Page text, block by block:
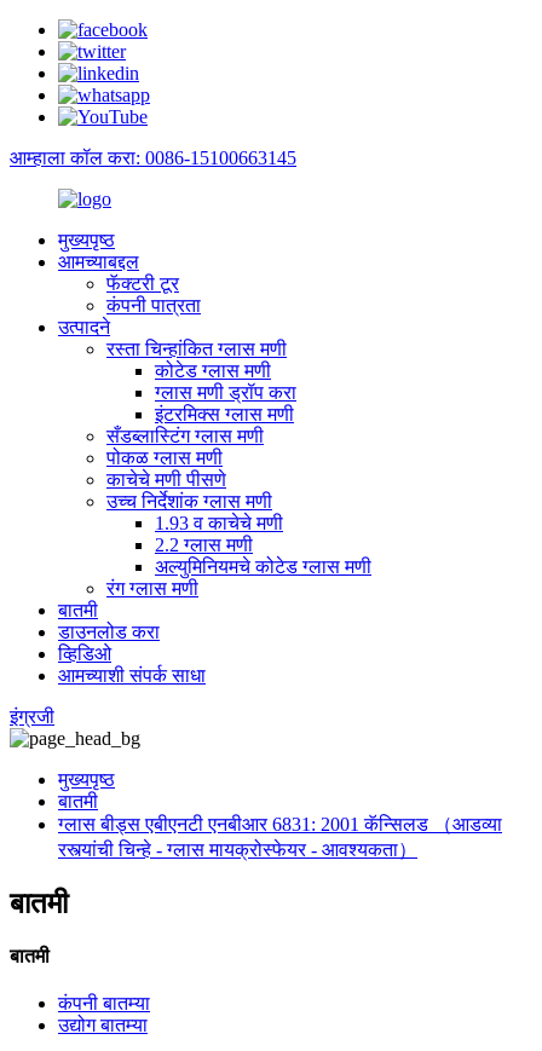
आम्हाला कॉल करा: 0086-15100663145
मुख्यपृष्ठ
आमच्याबद्दल
फॅक्टरी टूर
कंपनी पात्रता
उत्पादने
रस्ता चिन्हांकित ग्लास मणी
कोटेड ग्लास मणी
ग्लास मणी ड्रॉप करा
इंटरमिक्स ग्लास मणी
सँडब्लास्टिंग ग्लास मणी
पोकळ ग्लास मणी
काचेचे मणी पीसणे
उच्च निर्देशांक ग्लास मणी
1.93 व काचेचे मणी
2.2 ग्लास मणी
अल्युमिनियमचे कोटेड ग्लास मणी
रंग ग्लास मणी
बातमी
डाउनलोड करा
व्हिडिओ
आमच्याशी संपर्क साधा
इंग्रजी
मुख्यपृष्ठ
बातमी
ग्लास बीड्स एबीएनटी एनबीआर 6831: 2001 कॅन्सिलड （आडव्या
रस्त्यांची चिन्हे - ग्लास मायक्रोस्फेयर - आवश्यकता）
बातमी
बातमी
कंपनी बातम्या
उद्योग बातम्या